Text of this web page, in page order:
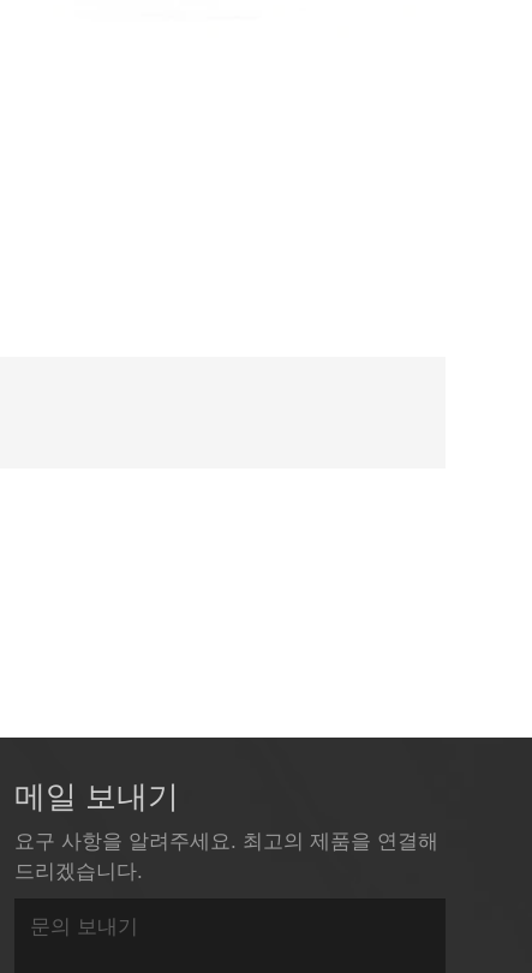
메일 보내기
요구 사항을 알려주세요. 최고의 제품을 연결해
드리겠습니다.